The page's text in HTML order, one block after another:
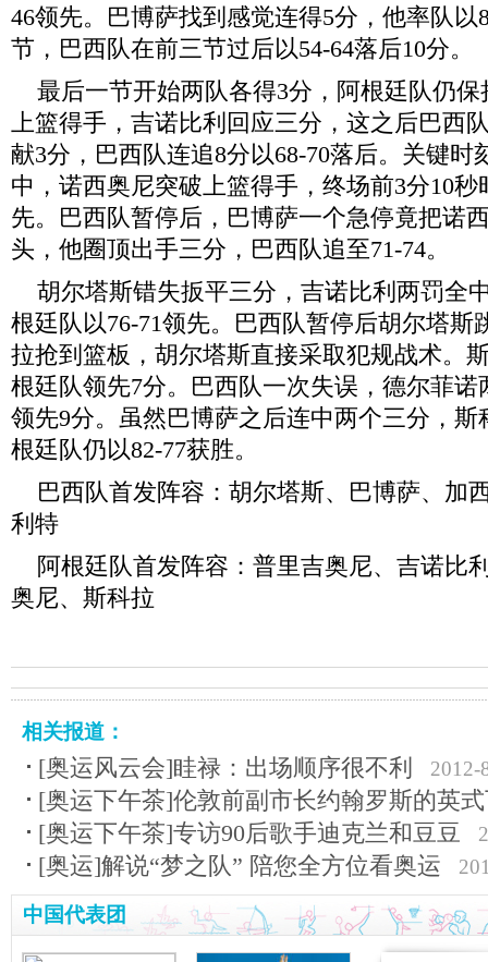
46领先。巴博萨找到感觉连得5分，他率队以
节，巴西队在前三节过后以54-64落后10分。
最后一节开始两队各得3分，阿根廷队仍保
上篮得手，吉诺比利回应三分，这之后巴西
献3分，巴西队连追8分以68-70落后。关键时
中，诺西奥尼突破上篮得手，终场前3分10秒
先。巴西队暂停后，巴博萨一个急停竟把诺
头，他圈顶出手三分，巴西队追至71-74。
胡尔塔斯错失扳平三分，吉诺比利两罚全
根廷队以76-71领先。巴西队暂停后胡尔塔斯
拉抢到篮板，胡尔塔斯直接采取犯规战术。
根廷队领先7分。巴西队一次失误，德尔菲
领先9分。虽然巴博萨之后连中两个三分，
根廷队仍以82-77获胜。
巴西队首发阵容：胡尔塔斯、巴博萨、加
利特
阿根廷队首发阵容：普里吉奥尼、吉诺比
奥尼、斯科拉
相关报道：
[奥运风云会]眭禄：出场顺序很不利 2012-
[奥运下午茶]伦敦前副市长约翰罗斯的英
[奥运下午茶]专访90后歌手迪克兰和豆豆
[奥运]解说“梦之队” 陪您全方位看奥运
中国代表团